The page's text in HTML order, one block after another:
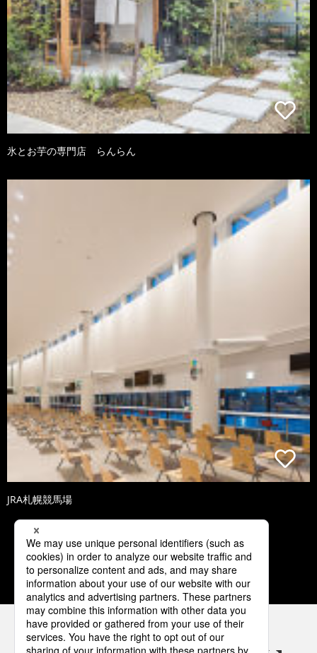
氷とお芋の専門店 らんらん
JRA札幌競馬場
2 3 4 5 6
パナソニックの電気設備 SNSアカウント